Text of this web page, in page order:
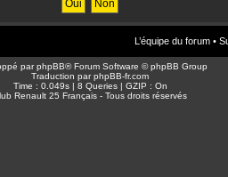
L’équipe du forum •
parphpBB® Forum Software © phpBB Group
Traduction parphpBB-fr.com
Time : 0.049s | 8 Queries | GZIP : On
Renault 25 Français - Tous droits réservés